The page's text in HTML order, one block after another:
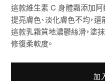
這款維生素 C 身體霜添加阿
提亮膚色、淡化膚色不均，還
這款乳霜質地濃鬱絲滑，塗
修復柔軟度。
加